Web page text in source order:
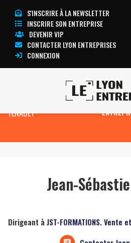
S'INSCRIRE À LA NEWSLETTER
INSCRIRE SON ENTREPRISE
DEVENIR VIP
CONTACTER LYON ENTREPRISES
CONNEXION
Jean-Sébastien
TENADET
TOUTE
Jean-
Dirigeant à JST-FORMATIONS.